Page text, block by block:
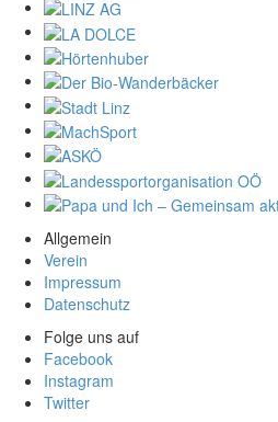
Allgemein
Verein
Impressum
Datenschutz
Folge uns auf
Facebook
Instagram
Twitter